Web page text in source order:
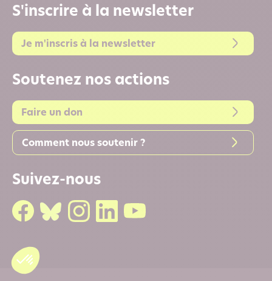
S'inscrire à la newsletter
Je m'inscris à la newsletter
Soutenez nos actions
Faire un don
Comment nous soutenir ?
Suivez-nous